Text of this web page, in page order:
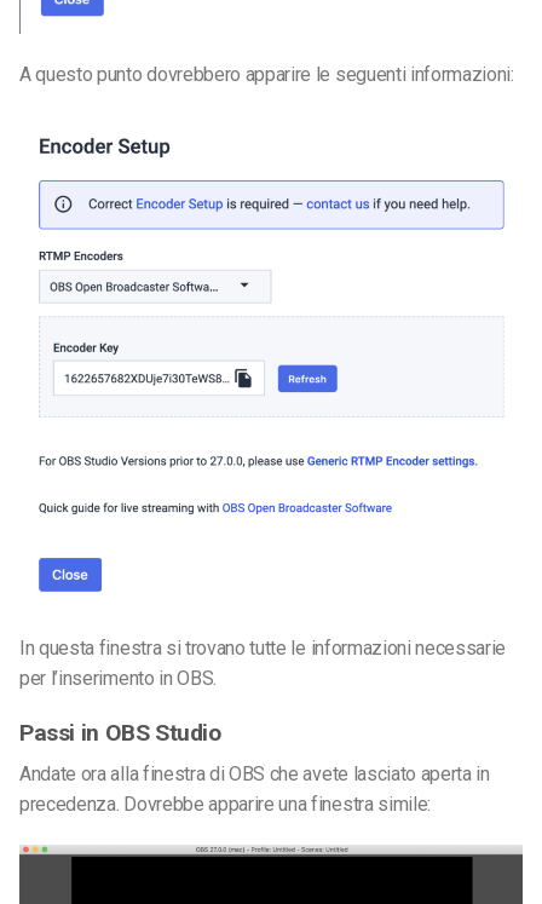
A questo punto dovrebbero apparire le seguenti informazioni:
In questa finestra si trovano tutte le informazioni necessarie
per l’inserimento in OBS.
Passi in OBS Studio
Andate ora alla finestra di OBS che avete lasciato aperta in
precedenza. Dovrebbe apparire una finestra simile: